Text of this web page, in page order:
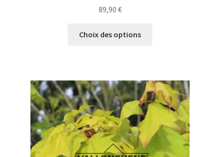
89,90 €
Choix des options
Les
options
peuvent
être
choisies
sur